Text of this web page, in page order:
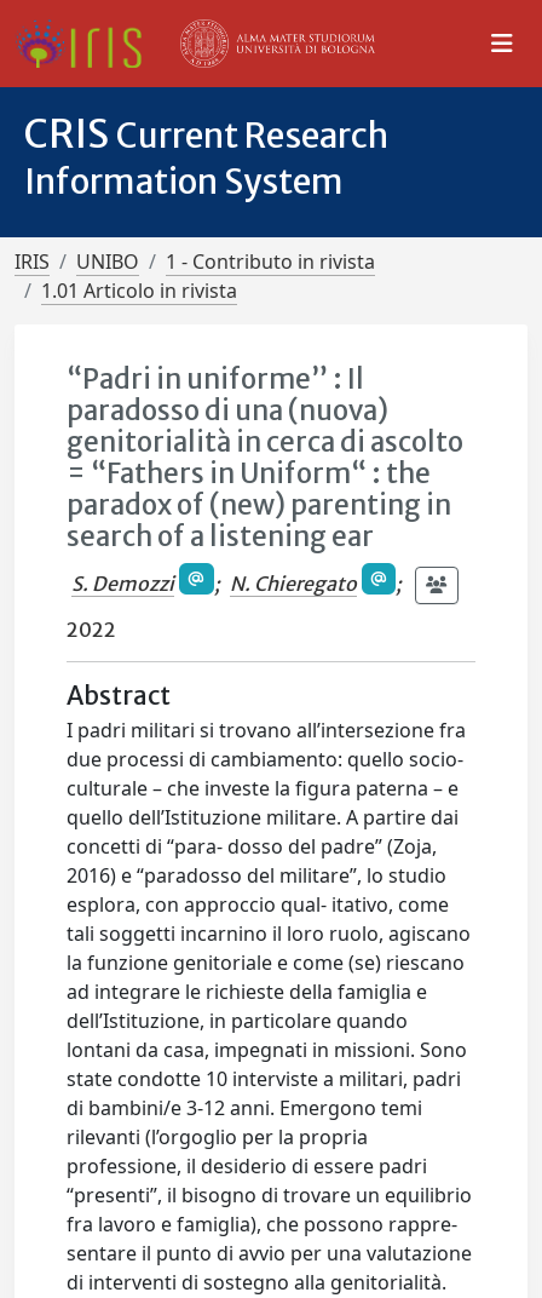
CRIS Current Research
Information System
IRIS UNIBO
1 - Contributo in rivista
1.01 Articolo in rivista
“Padri in uniforme” : Il
paradosso di una (nuova)
genitorialità in cerca di ascolto
= “Fathers in Uniform“ : the
paradox of (new) parenting in
search of a listening ear
S. Demozzi ; N. Chieregato
;
2022
Abstract
I padri militari si trovano all’intersezione fra
due processi di cambiamento: quello socio-
culturale – che investe la figura paterna – e
quello dell’Istituzione militare. A partire dai
concetti di “para- dosso del padre” (Zoja,
2016) e “paradosso del militare”, lo studio
esplora, con approccio qual- itativo, come
tali soggetti incarnino il loro ruolo, agiscano
la funzione genitoriale e come (se) riescano
ad integrare le richieste della famiglia e
dell’Istituzione, in particolare quando
lontani da casa, impegnati in missioni. Sono
state condotte 10 interviste a militari, padri
di bambini/e 3-12 anni. Emergono temi
rilevanti (l’orgoglio per la propria
professione, il desiderio di essere padri
“presenti”, il bisogno di trovare un equilibrio
fra lavoro e famiglia), che possono rappre-
sentare il punto di avvio per una valutazione
di interventi di sostegno alla genitorialità.